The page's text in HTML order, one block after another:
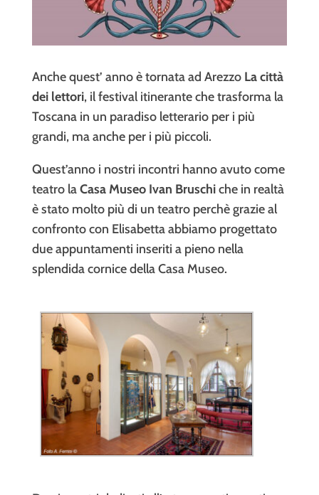
Anche quest’ anno è tornata ad Arezzo La città
dei lettori, il festival itinerante che trasforma la
Toscana in un paradiso letterario per i più
grandi, ma anche per i più piccoli.
Quest’anno i nostri incontri hanno avuto come
teatro laCasa Museo Ivan Bruschiche in realtà
è stato molto più di un teatro perchè grazie al
confronto con Elisabetta abbiamo progettato
due appuntamenti inseriti a pieno nella
splendida cornice della Casa Museo.